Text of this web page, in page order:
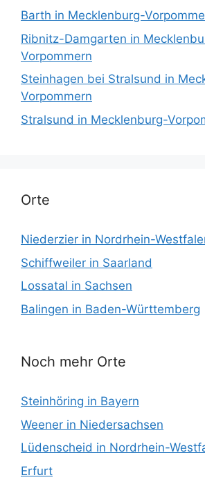
Barth in Mecklenburg-
Ribnitz-Damgarten in
Vorpommern
Steinhagen bei Stralsund in
Vorpommern
Stralsund in Mecklenburg-
Orte
Niederzier in Nordrhein-
Schiffweiler in Saarland
Lossatal in Sachsen
Balingen in Baden-Württemberg
Noch mehr Orte
Steinhöring in Bayern
Weener in Niedersachsen
Lüdenscheid in Nordrhein-
Erfurt